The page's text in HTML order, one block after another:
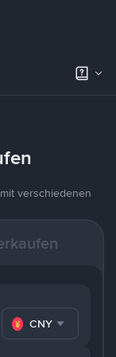
verschiedenen
CNY